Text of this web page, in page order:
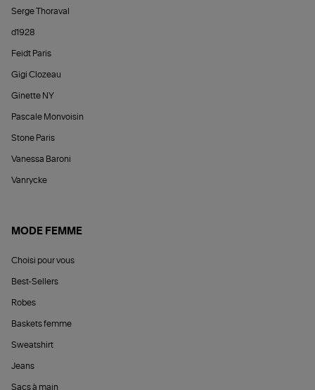
Serge Thoraval
d1928
Feidt Paris
Gigi Clozeau
Ginette NY
Pascale Monvoisin
Stone Paris
Vanessa Baroni
Vanrycke
MODE FEMME
Choisi pour vous
Best-Sellers
Robes
Baskets femme
Sweatshirt
Jeans
Sacs à main